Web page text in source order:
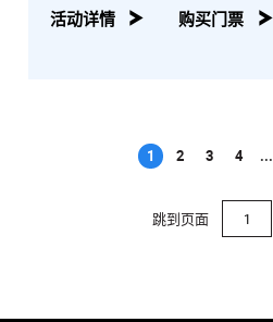
活动详情 购买门票
1
(current)
2 3 4 ...
跳到页面